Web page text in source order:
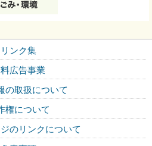
リンク集
広告事業
の取扱について
権について
のリンクについて